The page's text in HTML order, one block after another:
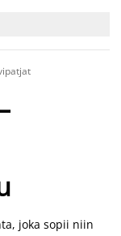
joka sopii niin